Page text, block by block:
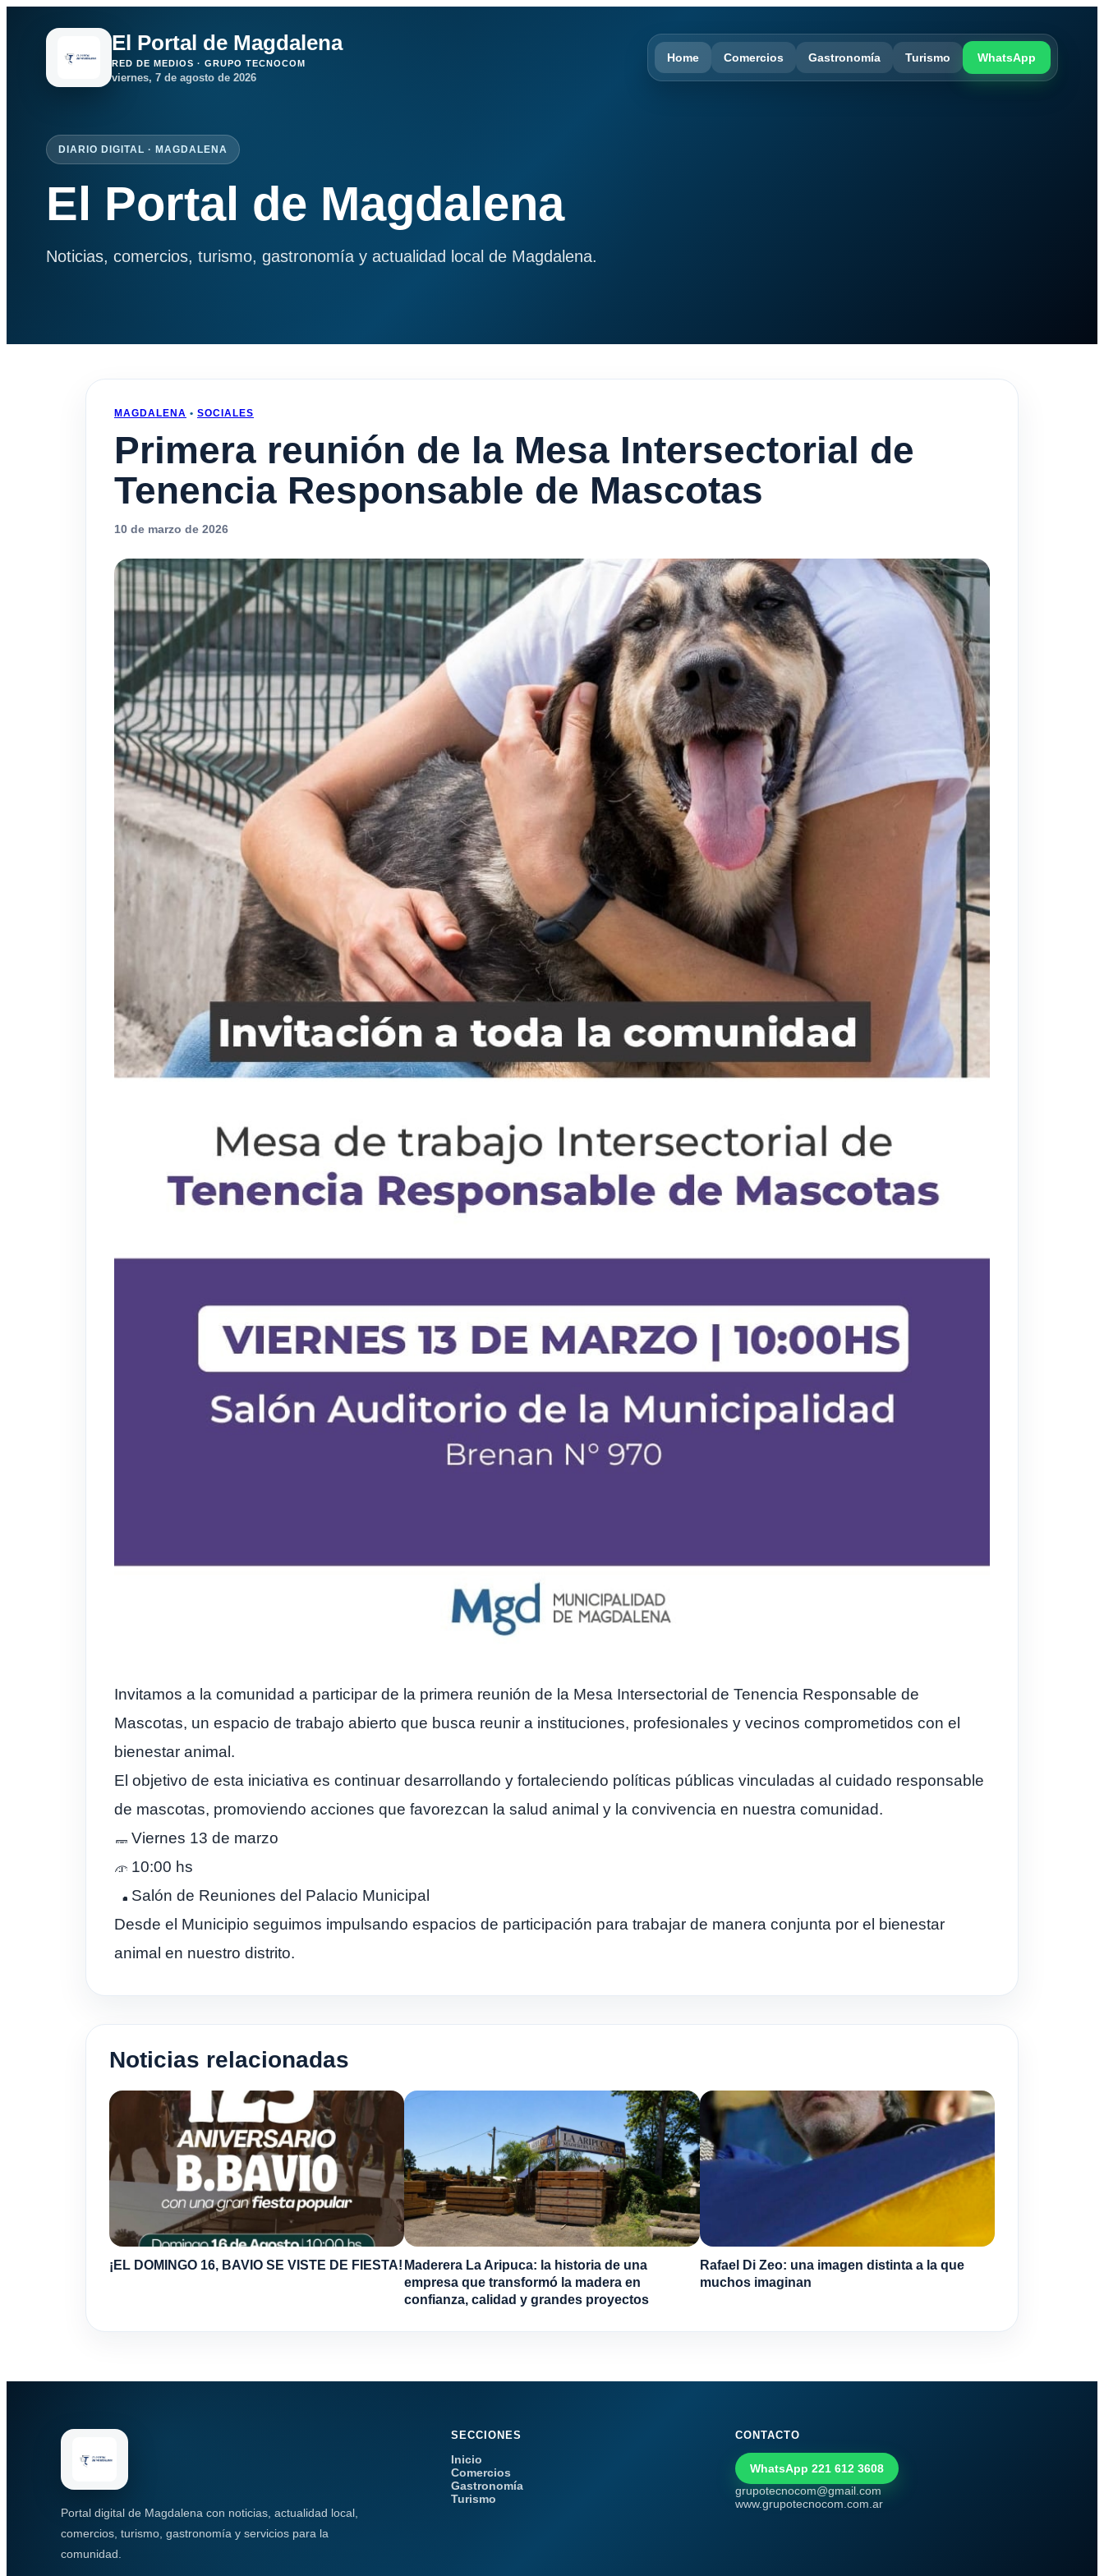
El Portal de Magdalena
RED DE MEDIOS · GRUPO TECNOCOM
viernes, 7 de agosto de 2026
Home Comercios Gastronomía Turismo WhatsApp
DIARIO DIGITAL · MAGDALENA
El Portal de Magdalena
Noticias, comercios, turismo, gastronomía y actualidad local de Magdalena.
MAGDALENA • SOCIALES
Primera reunión de la Mesa Intersectorial de
Tenencia Responsable de Mascotas
10 de marzo de 2026
Invitamos a la comunidad a participar de la primera reunión de la Mesa Intersectorial de Tenencia Responsable de
Mascotas, un espacio de trabajo abierto que busca reunir a instituciones, profesionales y vecinos comprometidos con el
bienestar animal.
El objetivo de esta iniciativa es continuar desarrollando y fortaleciendo políticas públicas vinculadas al cuidado responsable
de mascotas, promoviendo acciones que favorezcan la salud animal y la convivencia en nuestra comunidad.
Viernes 13 de marzo
10:00 hs
Salón de Reuniones del Palacio Municipal
Desde el Municipio seguimos impulsando espacios de participación para trabajar de manera conjunta por el bienestar
animal en nuestro distrito.
Noticias relacionadas
¡EL DOMINGO 16, BAVIO SE VISTE DE FIESTA! Maderera La Aripuca: la historia de una
empresa que transformó la madera en
confianza, calidad y grandes proyectos
Rafael Di Zeo: una imagen distinta a la que
muchos imaginan
Portal digital de Magdalena con noticias, actualidad local,
comercios, turismo, gastronomía y servicios para la
comunidad.
SECCIONES
Inicio
Comercios
Gastronomía
Turismo
CONTACTO
WhatsApp 221 612 3608
grupotecnocom@gmail.com
www.grupotecnocom.com.ar